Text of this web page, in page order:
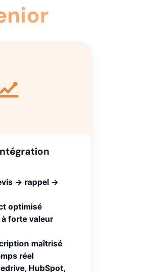
→ rappel →
optimisé
forte valeur
maîtrisé
réel
HubSpot,